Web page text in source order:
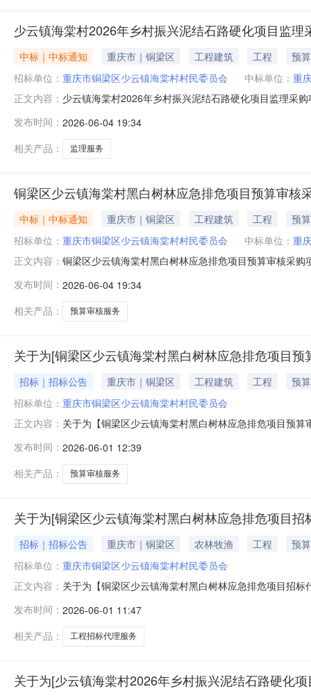
少云镇海棠村2026年乡村振兴泥结石路硬化项目监理
中标｜中标通知 重庆市｜铜梁区 工程建筑 工程
预
招标单位： 重庆市铜梁区少云镇海棠村村民委员会 中标单位： 重
正文内容： 少云镇海棠村2026年乡村振兴泥结石路硬化项目监理采
0309:00:00选取方式:直接选取中选机构名称:重庆市科成
发布时间： 2026-06-04 19:34
相关产品：
监理服务
铜梁区少云镇海棠村黑白树林应急排危项目预算审核
中标｜中标通知 重庆市｜铜梁区 工程建筑 工程
预
招标单位： 重庆市铜梁区少云镇海棠村村民委员会 中标单位： 重
正文内容： 铜梁区少云镇海棠村黑白树林应急排危项目预算审核采
0409:00:00选取方式:直接选取中选机构名称:重庆晨屹工
发布时间： 2026-06-04 19:34
相关产品：
预算审核服务
关于为[铜梁区少云镇海棠村黑白树林应急排危项目
招标｜招标公告 重庆市｜铜梁区 工程建筑 工程
预
招标单位： 重庆市铜梁区少云镇海棠村村民委员会
正文内容： 关于为【铜梁区少云镇海棠村黑白树林应急排危项目预
报名的中介服务机构中直接选定一家中介服务机构进行
目否项目
发布时间： 2026-06-01 12:39
相关产品：
预算审核服务
关于为[铜梁区少云镇海棠村黑白树林应急排危项目
招标｜招标公告 重庆市｜铜梁区 农林牧渔 工程
预
招标单位： 重庆市铜梁区少云镇海棠村村民委员会
正文内容： 关于为【铜梁区少云镇海棠村黑白树林应急排危项目招
报名的中介服务机构中直接选定一家中介服务机构进行
目否项目
发布时间： 2026-06-01 11:47
相关产品：
工程招标代理服务
关于为[少云镇海棠村2026年乡村振兴泥结石路硬化